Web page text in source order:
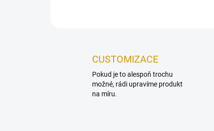
CUSTOMIZACE
Pokud je to alespoň trochu
možné, rádi upravíme produkt
na míru.